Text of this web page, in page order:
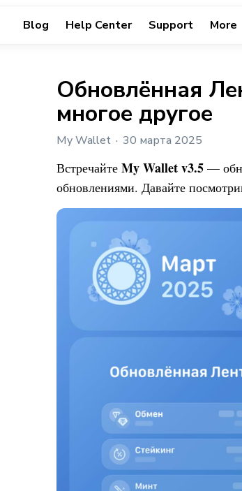
Blog Help Center Support More
Обновлённая
многое другое
My Wallet 30 марта 2025
Встречайте My Walletv3.5 —
обновлениями. Давайте